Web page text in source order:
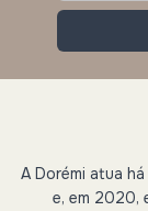
A Dorémi atua
e, em 2020,